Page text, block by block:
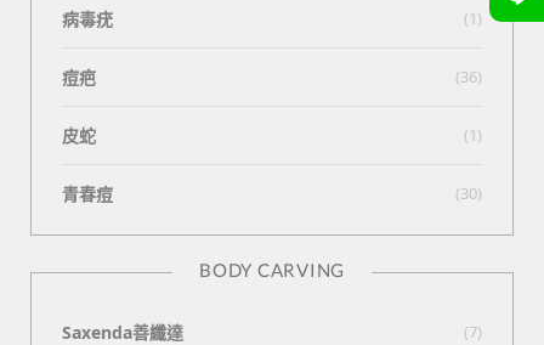
病毒疣 (1)
痘疤 (36)
皮蛇 (1)
青春痘 (30)
BODY CARVING
Saxenda善纖達 (7)